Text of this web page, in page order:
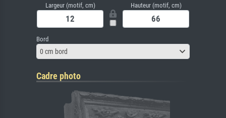
Largeur (motif, cm) Hauteur (motif, cm)
Bord
0 cm bord
Cadre photo